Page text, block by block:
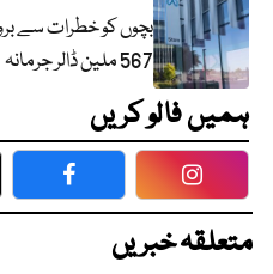
بچوں کو خطرات سے
567 ملین ڈالر جرمانہ
ہمیں فالو کریں
Facebook
متعلقہ خبریں